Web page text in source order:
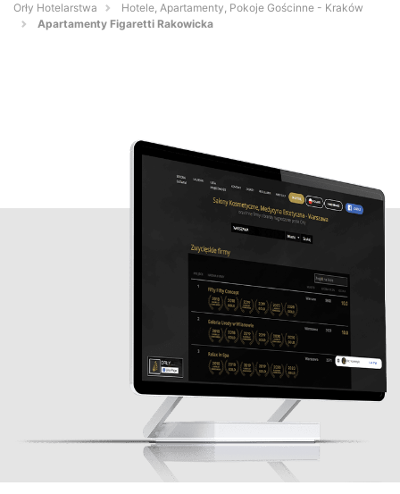
Orły Hotelarstwa
Hotele, Apartamenty, Pokoje Gościnne - Kraków
Apartamenty Figaretti Rakowicka